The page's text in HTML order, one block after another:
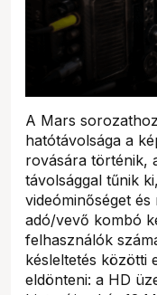
A Mars
hatótávolsága a
rovására történik,
távolsággal tűnik
videóminőséget és
adó/vevő kombó
felhasználók
késleltetés közötti
eldönteni: a HD